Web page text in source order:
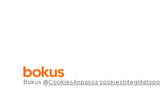
Bokus @CookiesAnpassa cookies